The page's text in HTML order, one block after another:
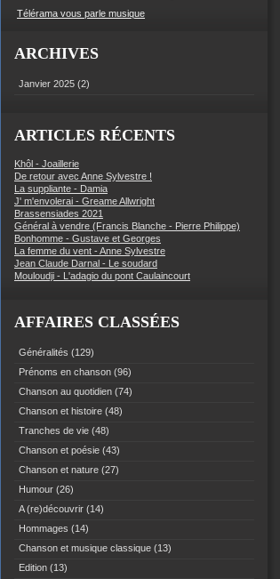
Télérama vous parle musique
ARCHIVES
Janvier 2025 (2)
ARTICLES RÉCENTS
Khôl - Joaillerie
De retour avec Anne Sylvestre !
La suppliante - Damia
J' m'envolerai - Greame Allwright
Brassensiades 2021
Général à vendre (Francis Blanche - Pierre Philippe)
Bonhomme - Gustave et Georges
La femme du vent - Anne Sylvestre
Jean Claude Darnal - Le soudard
Mouloudji - L'adagio du pont Caulaincourt
AFFAIRES CLASSÉES
Généralités (129)
Prénoms en chanson (96)
Chanson au quotidien (74)
Chanson et histoire (48)
Tranches de vie (48)
Chanson et poésie (43)
Chanson et nature (27)
Humour (26)
A (re)découvrir (14)
Hommages (14)
Chanson et musique classique (13)
Edition (13)